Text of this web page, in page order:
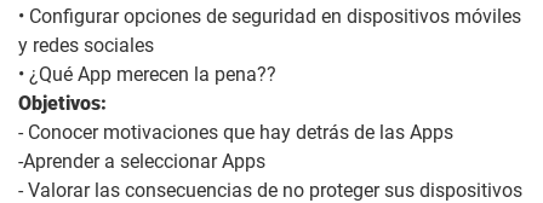
• Configurar opciones de seguridad en dispositivos móviles
y redes sociales
• ¿Qué App merecen la pena??
Objetivos:
- Conocer motivaciones que hay detrás de las Apps
-Aprender a seleccionar Apps
- Valorar las consecuencias de no proteger sus dispositivos